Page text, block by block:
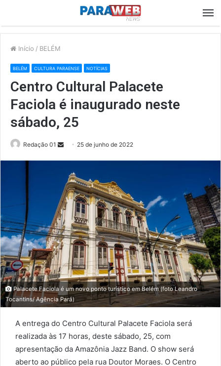
Início / BELÉM
BELÉM CULTURA PARAENSE NOTÍCIAS
Centro Cultural Palacete
Faciola é inaugurado neste
sábado, 25
Redação 01
Send 25 de junho de 2022
Palacete Faciola é um novo ponto turístico em Belém (foto Leandro
Tocantins/ Agência Pará)
A entrega do Centro Cultural Palacete Faciola será
realizada às 17 horas, deste sábado, 25, com
apresentação da Amazônia Jazz Band. O show será
aberto ao público pela rua Doutor Moraes. O Centro